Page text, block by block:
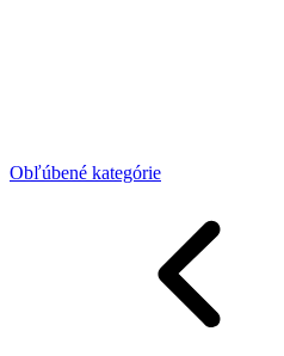
Obľúbené kategórie